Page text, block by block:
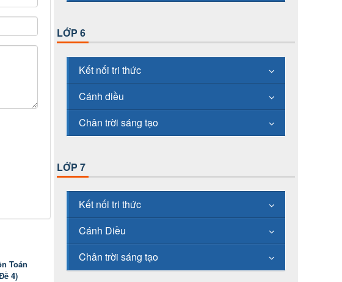
Toán
4)
LỚP 6
Kết nối tri thức
Cánh diều
Chân trời sáng tạo
LỚP 7
Kết nối tri thức
Cánh Diều
Chân trời sáng tạo